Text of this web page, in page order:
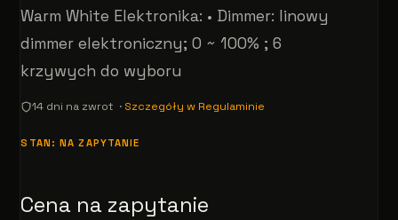
Warm White Elektronika: • Dimmer: linowy
dimmer elektroniczny; 0 ~ 100% ; 6
krzywych do wyboru
14 dni na zwrot · Szczegóły w Regulaminie
STAN: NA ZAPYTANIE
Cena na zapytanie